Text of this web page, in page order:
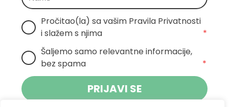
Pročitao(la) sa vašim Pravila Privatnosti
i slažem s njima
*
Šaljemo samo relevantne informacije,
bez spama
*
PRIJAVI SE